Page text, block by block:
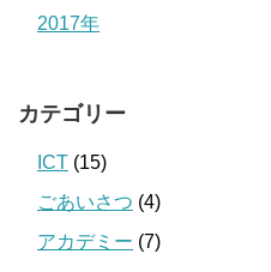
2017年
カテゴリー
ICT (15)
ごあいさつ (4)
アカデミー (7)